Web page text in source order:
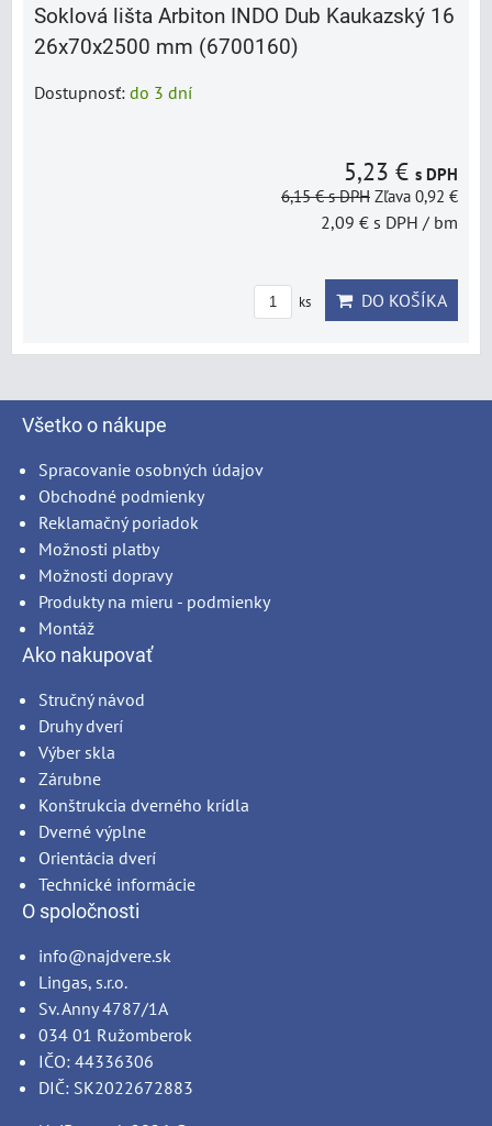
Soklová lišta Arbiton INDO Dub Kaukazský 16
26x70x2500 mm (6700160)
Dostupnosť: do 3 dní
5,23 € s DPH
6,15 €s DPH Zľava 0,92 €
2,09 € s DPH / bm
ks DO KOŠÍKA
Všetko o nákupe
Spracovanie osobných údajov
Obchodné podmienky
Reklamačný poriadok
Možnosti platby
Možnosti dopravy
Produkty na mieru - podmienky
Montáž
Ako nakupovať
Stručný návod
Druhy dverí
Výber skla
Zárubne
Konštrukcia dverného krídla
Dverné výplne
Orientácia dverí
Technické informácie
O spoločnosti
info@najdvere.sk
Lingas, s.r.o.
Sv. Anny 4787/1A
034 01 Ružomberok
IČO: 44336306
DIČ: SK2022672883